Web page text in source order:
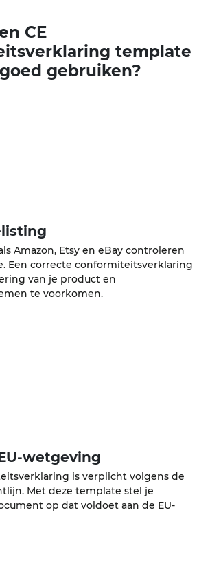
CE
template
gebruiken?
Amazon, Etsy en eBay controleren
Een correcte conformiteitsverklaring
van je product en
te voorkomen.
wetgeving
is verplicht volgens de
Met deze template stel je
op dat voldoet aan de EU-